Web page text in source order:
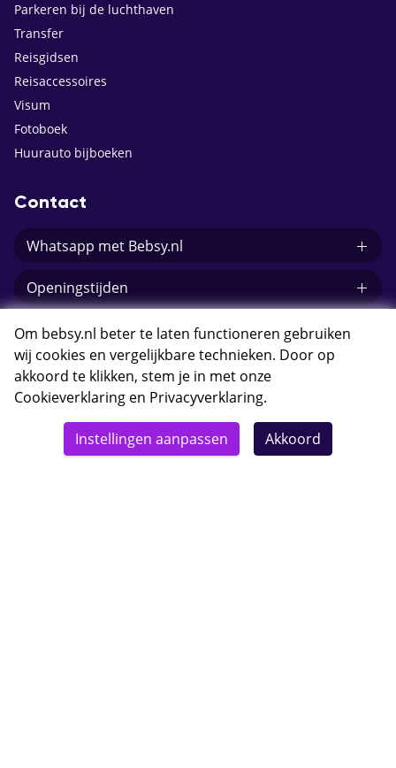
Parkeren bij de luchthaven
Transfer
Reisgidsen
Reisaccessoires
Visum
Fotoboek
Huurauto bijboeken
Contact
Whatsapp met Bebsy.nl
Openingstijden
E-mail Bebsy.nl
© 2026 Bebsy.nl
Om bebsy.nl beter te laten functioneren gebruiken
wij cookies en vergelijkbare technieken. Door op
akkoord te klikken, stem je in met onze
Cookieverklaring en Privacyverklaring.
Instellingen aanpassen Akkoord